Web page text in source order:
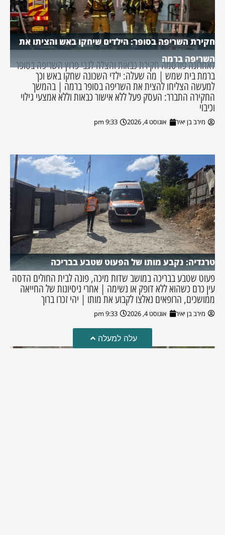
חקירת השריפה בסופר: הילדים שיחקו באש והציתו את
השריפה ברמה
לאחרונה פורסמה חקירת כבאות והצלה לגבי פרוץ השריפה בסופר
ברמת בית שמש | מה שעלה: ילדי השכונה שחקו באש וכך
למעשה הצליחו להצית את השריפה בסופר ברמה | בהמשך
החקירה התברר: העסק פעל ללא אישור כבאות וללא אמצעי גילוי
וכיבוי
מירב בן יאיר אוגוסט 4, 2026 9:33 pm
טרגדיה: נקבע מותו של הפעוט שטבע בבריכה
פעוט שטבע בבריכה במושב שדות מיכה, פונה לבית החולים הדסה
עין כרם כשהוא ללא דופק או נשימה | אחרי ניסיונות של החייאה
ממושכים, הרופאים נאלצו לקבוע את מותו | יהי זכרו ברוך
מירב בן יאיר אוגוסט 4, 2026 9:33 pm
עלה למעלה